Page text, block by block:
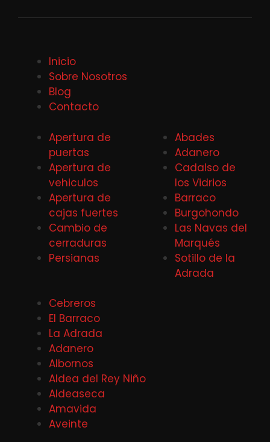
Inicio
Sobre Nosotros
Blog
Contacto
Apertura de
puertas
Apertura de
vehiculos
Apertura de
cajas fuertes
Cambio de
cerraduras
Persianas
Abades
Adanero
Cadalso de
los Vidrios
Barraco
Burgohondo
Las Navas del
Marqués
Sotillo de la
Adrada
Cebreros
El Barraco
La Adrada
Adanero
Albornos
Aldea del Rey Niño
Aldeaseca
Amavida
Aveinte